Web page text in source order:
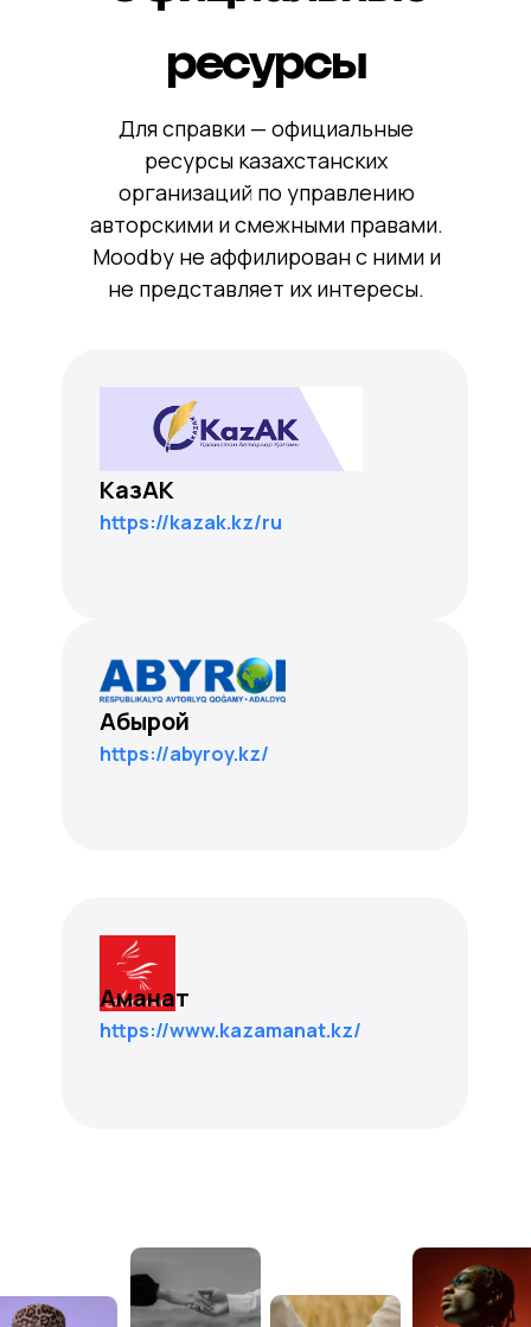
ресурсы
Для справки — официальные
ресурсы казахстанских
организаций по управлению
авторскими и смежными правами.
Moodby не аффилирован с ними и
не представляет их интересы.
КазАК
https://kazak.kz/ru
Абырой
https://abyroy.kz/
Аманат
https://www.kazamanat.kz/